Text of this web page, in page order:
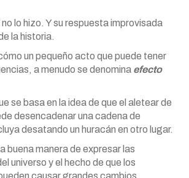
lo hizo. Y su respuesta improvisada
la historia.
un pequeño acto que puede tener
a menudo se denomina efecto
se basa en la idea de que el aletear de
desencadenar una cadena de
desatando un huracán en otro lugar.
buena manera de expresar las
universo y el hecho de que los
causar grandes cambios.